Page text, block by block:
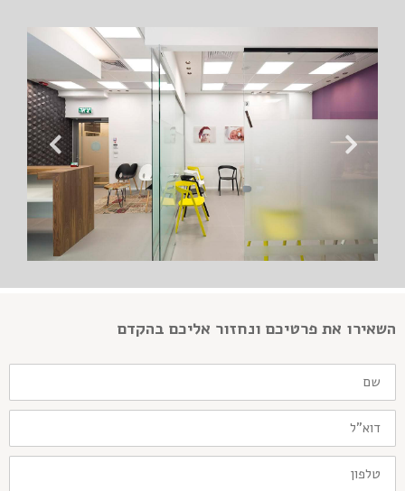
השאירו את פרטיכם ונחזור אליכם בהקדם
שם
דוא"ל
טלפון